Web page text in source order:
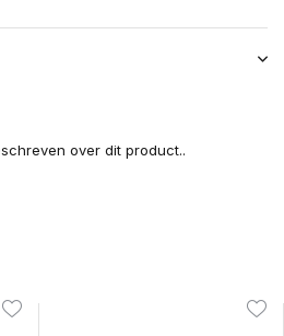
over dit product..